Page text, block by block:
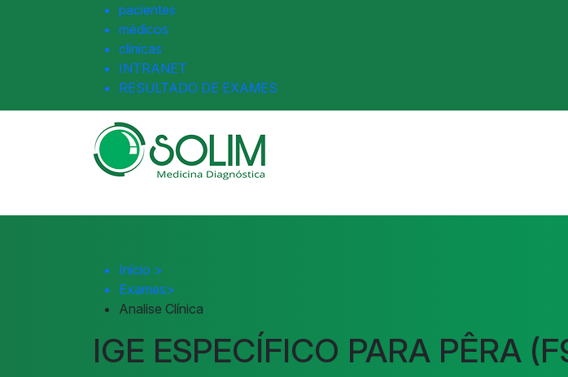
pacientes
médicos
clínicas
INTRANET
RESULTADO DE EXAMES
Início >
Exames>
Analise Clínica
IGE ESPECÍFICO PARA PÊRA